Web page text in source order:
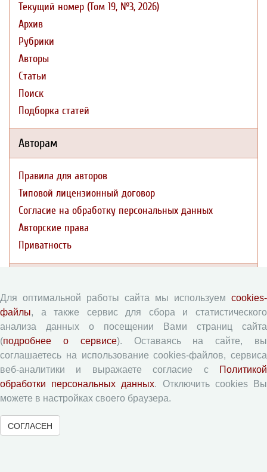
Текущий номер (Том 19, №3, 2026)
Архив
Рубрики
Авторы
Статьи
Поиск
Подборка статей
Авторам
Правила для авторов
Типовой лицензионный договор
Согласие на обработку персональных данных
Авторские права
Приватность
Памятка рецензенту
Форма рецензии
Журналы ВолНЦ РАН
Экономические и социальные перемены
Проблемы развития территории
Вопросы территориального развития
Для оптимальной работы сайта мы используем cookies-
файлы, а также сервис для сбора и статистического
анализа данных о посещении Вами страниц сайта
(подробнее о сервисе). Оставаясь на сайте, вы
соглашаетесь на использование cookies-файлов, сервиса
веб-аналитики и выражаете согласие с
Политикой
обработки персональных данных. Отключить cookies Вы
можете в настройках своего браузера.
СОГЛАСЕН